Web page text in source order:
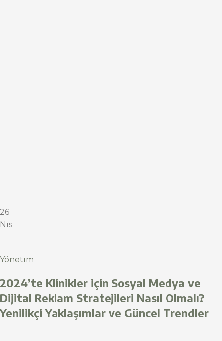
26
Nis
Yönetim
2024’te Klinikler için Sosyal Medya ve
Dijital Reklam Stratejileri Nasıl Olmalı?
Yenilikçi Yaklaşımlar ve Güncel Trendler